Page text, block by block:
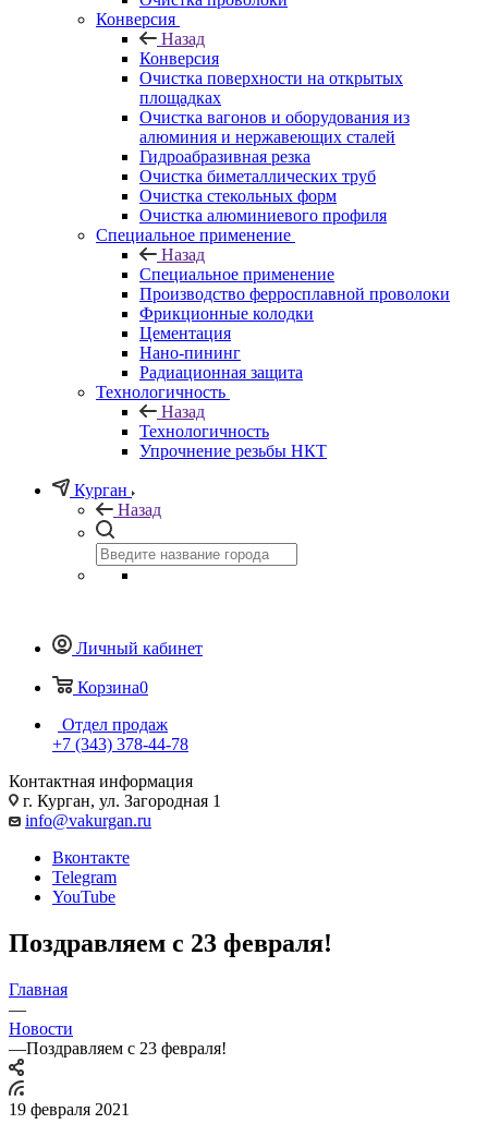
Конверсия
Назад
Конверсия
Очистка поверхности на открытых
площадках
Очистка вагонов и оборудования из
алюминия и нержавеющих сталей
Гидроабразивная резка
Очистка биметаллических труб
Очистка стекольных форм
Очистка алюминиевого профиля
Специальное применение
Назад
Специальное применение
Производство ферросплавной проволоки
Фрикционные колодки
Цементация
Нано-пининг
Радиационная защита
Технологичность
Назад
Технологичность
Упрочнение резьбы НКТ
Курган
Назад
Личный кабинет
Корзина0
Отдел продаж
+7 (343) 378-44-78
Контактная информация
г. Курган, ул. Загородная 1
info@vakurgan.ru
Вконтакте
Telegram
YouTube
Поздравляем с 23 февраля!
Главная
—
Новости
—Поздравляем с 23 февраля!
19 февраля 2021